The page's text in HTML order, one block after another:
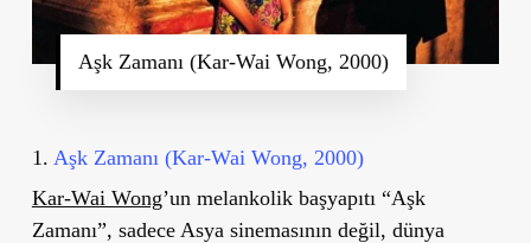
Aşk Zamanı (Kar-Wai Wong, 2000)
1. Aşk Zamanı (Kar-Wai Wong, 2000)
Kar-Wai Wong’un melankolik başyapıtı “Aşk
Zamanı”, sadece Asya sinemasının değil, dünya